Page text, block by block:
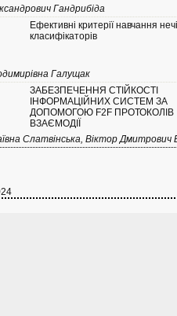
Гандрибіда
Ефективні критерії навчання
класифікаторів
Галущак
ЗАБЕЗПЕЧЕННЯ СТІЙКОСТІ
ІНФОРМАЦІЙНИХ СИСТЕМ ЗА
ДОПОМОГОЮ F2F ПРОТОКОЛІВ
ВЗАЄМОДІЇ
Слатвінська, Віктор